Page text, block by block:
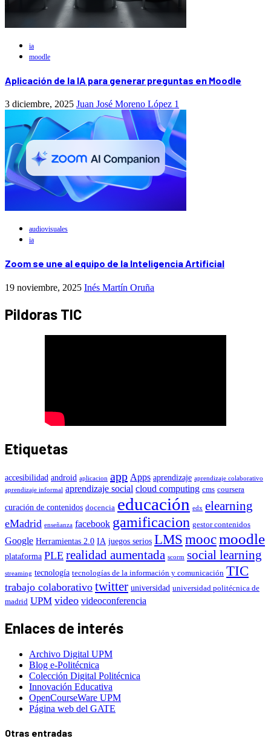
ia
moodle
Aplicación de la IA para generar preguntas en Moodle
3 diciembre, 2025 Juan José Moreno López 1
audiovisuales
ia
Zoom se une al equipo de la Inteligencia Artificial
19 noviembre, 2025 Inés Martín Oruña
Pildoras TIC
Etiquetas
accesibilidad android aplicacion app Apps aprendizaje aprendizaje colaborativo
aprendizaje informal aprendizaje social cloud computing cms coursera
curación de contenidos docencia educación edx elearning
eMadrid enseñanza facebook gamificacion gestor contenidos
Google Herramientas 2.0 IA juegos serios LMS moocmoodle
plataforma PLE realidad aumentada scorm social learning
streaming tecnología tecnologías de la información y comunicación TIC
trabajo colaborativo twitter universidad universidad politécnica de
madrid UPM video videoconferencia
Enlaces de interés
Archivo Digital UPM
Blog e-Politécnica
Colección Digital Politécnica
Innovación Educativa
OpenCourseWare UPM
Página web del GATE
Otras entradas